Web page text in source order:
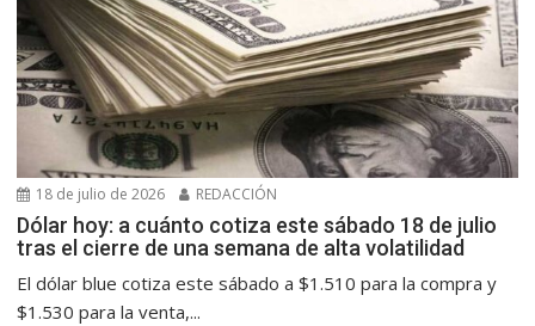
18 de julio de 2026 REDACCIÓN
Dólar hoy: a cuánto cotiza este sábado 18 de julio
tras el cierre de una semana de alta volatilidad
El dólar blue cotiza este sábado a $1.510 para la compra y
$1.530 para la venta,...